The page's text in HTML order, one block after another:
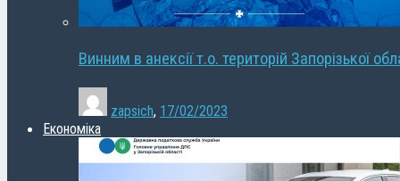
Винним в анексії т.о. територій Запорізької
zapsich, 17/02/2023
Економіка